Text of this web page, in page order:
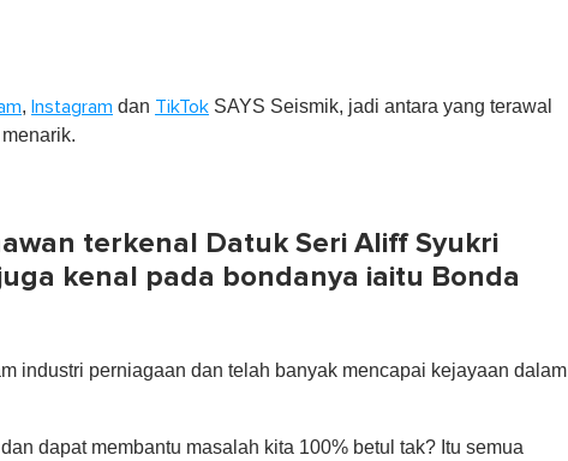
, Instagram dan TikTok SAYS Seismik, jadi antara yang terawal
terkenal Datuk Seri Aliff Syukri
kenal pada bondanya iaitu Bonda
industri perniagaan dan telah banyak mencapai kejayaan dalam
dapat membantu masalah kita 100% betul tak? Itu semua